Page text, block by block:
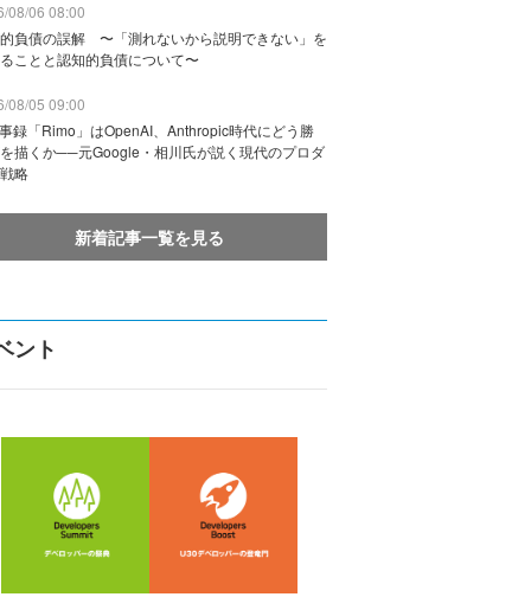
08/06 08:00
負債の誤解 〜「測れないから説明できない」を
ことと認知的負債について〜
08/05 09:00
録「Rimo」はOpenAI、Anthropic時代にどう勝
描くか──元Google・相川氏が説く現代のプロダ
略
新着記事一覧を見る
ント